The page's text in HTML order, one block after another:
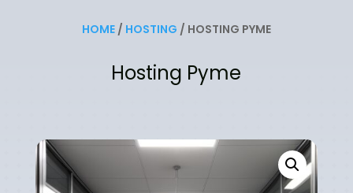
HOME/ HOSTING / HOSTING PYME
Hosting Pyme